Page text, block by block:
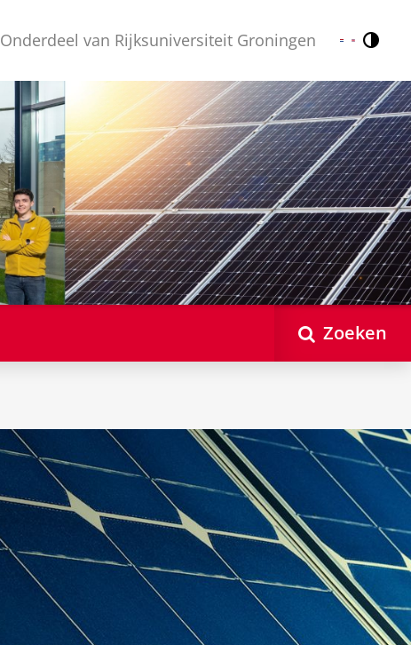
Onderdeel van Rijksuniversiteit Groningen Nederlands
English
Zoeken